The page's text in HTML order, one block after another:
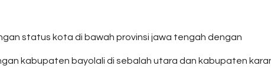
status kota di bawah provinsi jawa tengah dengan
kabupaten bayolali di sebalah utara dan kabupaten